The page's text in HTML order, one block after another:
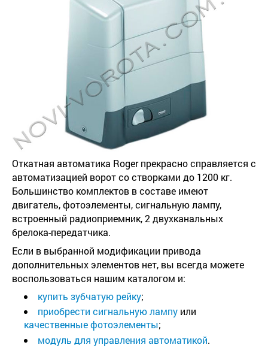
Откатная автоматика Roger прекрасно справляется с
автоматизацией ворот со створками до 1200 кг.
Большинство комплектов в составе имеют
двигатель, фотоэлементы, сигнальную лампу,
встроенный радиоприемник, 2 двухканальных
брелока-передатчика.
Если в выбранной модификации привода
дополнительных элементов нет, вы всегда можете
воспользоваться нашим каталогом и:
купить зубчатую рейку;
приобрести сигнальную лампу или
качественные фотоэлементы;
модуль для управления автоматикой.